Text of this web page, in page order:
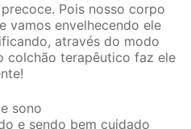
Pois nosso corpo
vamos envelhecendo ele
através do modo
colchão terapêutico faz ele
sono
e sendo bem cuidado